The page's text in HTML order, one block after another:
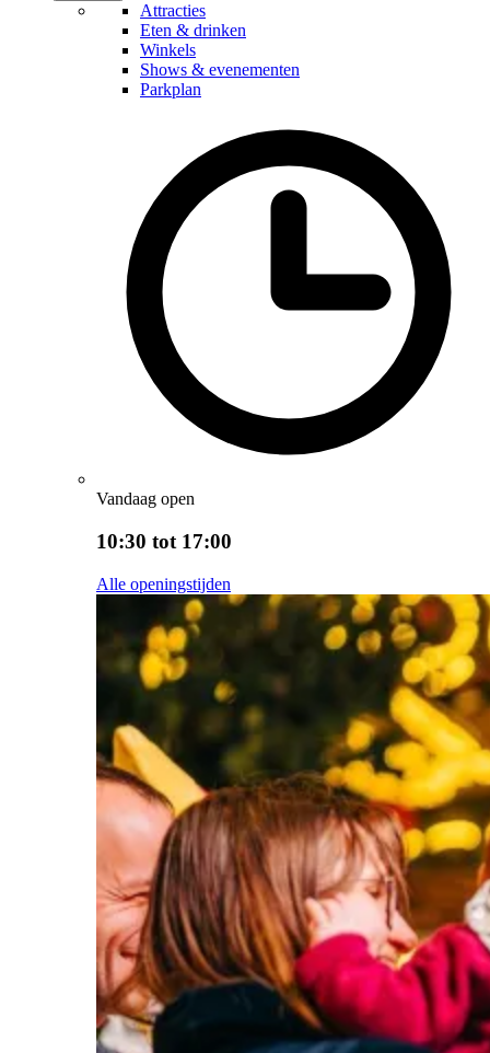
Attracties
Eten & drinken
Winkels
Shows & evenementen
Parkplan
Vandaag open
10:30 tot 17:00
Alle openingstijden